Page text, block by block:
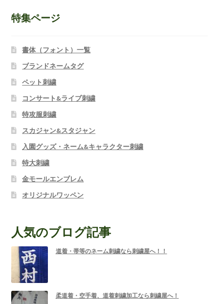
特集ページ
書体（フォント）一覧
ブランドネームタグ
ペット刺繍
コンサート&ライブ刺繍
特攻服刺繍
スカジャン&スタジャン
入園グッズ・ネーム&キャラクター刺繍
特大刺繍
金モールエンブレム
オリジナルワッペン
人気のブログ記事
道着・帯等のネーム刺繍なら刺繍屋へ！！
柔道着・空手着、道着刺繍加工なら刺繍屋へ！